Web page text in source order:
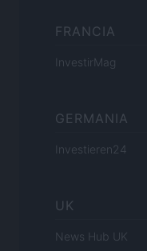
FRANCIA
InvestirMag
GERMANIA
Investieren24
UK
News Hub UK